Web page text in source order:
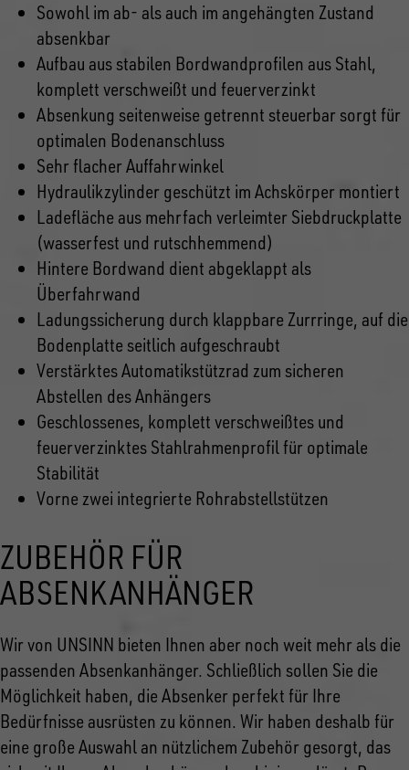
Sowohl im ab- als auch im angehängten Zustand
absenkbar
Aufbau aus stabilen Bordwandprofilen aus Stahl,
komplett verschweißt und feuerverzinkt
Absenkung seitenweise getrennt steuerbar sorgt für
optimalen Bodenanschluss
Sehr flacher Auffahrwinkel
Hydraulikzylinder geschützt im Achskörper montiert
Ladefläche aus mehrfach verleimter Siebdruckplatte
(wasserfest und rutschhemmend)
Hintere Bordwand dient abgeklappt als
Überfahrwand
Ladungssicherung durch klappbare Zurrringe, auf die
Bodenplatte seitlich aufgeschraubt
Verstärktes Automatikstützrad zum sicheren
Abstellen des Anhängers
Geschlossenes, komplett verschweißtes und
feuerverzinktes Stahlrahmenprofil für optimale
Stabilität
Vorne zwei integrierte Rohrabstellstützen
ZUBEHÖR FÜR
ABSENKANHÄNGER
Wir von UNSINN bieten Ihnen aber noch weit mehr als die
passenden Absenkanhänger. Schließlich sollen Sie die
Möglichkeit haben, die Absenker perfekt für Ihre
Bedürfnisse ausrüsten zu können. Wir haben deshalb für
eine große Auswahl an nützlichem Zubehör gesorgt, das